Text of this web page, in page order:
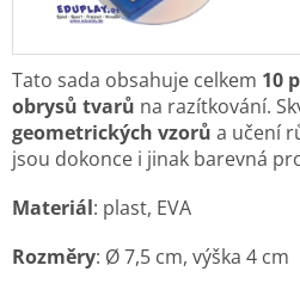
Tato sada obsahuje celkem 10
obrysů tvarů na razítkování.
geometrických vzorů a učení
jsou dokonce i jinak barevná
Materiál: plast, EVA
Rozměry: Ø 7,5 cm, výška 4 cm